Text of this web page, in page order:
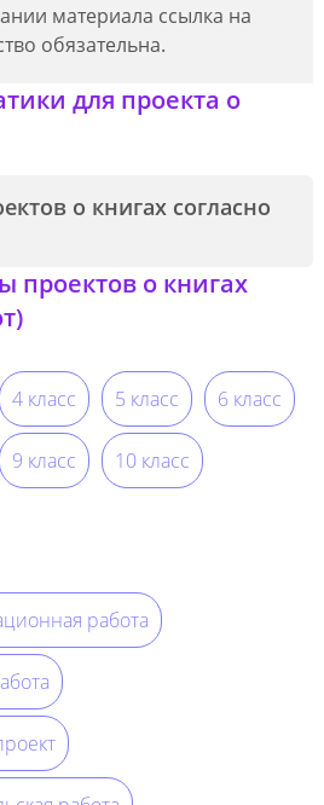
материала ссылка на
обязательна.
для проекта о
о книгах согласно
проектов о книгах
4 класс 5 класс 6 класс
9 класс 10 класс
работа